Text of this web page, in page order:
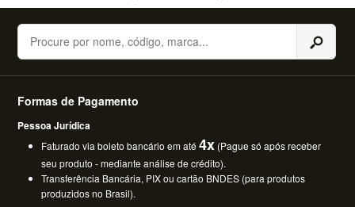
Buscar
Formas de Pagamento
Pessoa Jurídica
Faturado via boleto bancário em até4x (Pague só após receber
seu produto - mediante análise de crédito).
Transferência Bancária, PIX ou cartão BNDES (para produtos
produzidos no Brasil).